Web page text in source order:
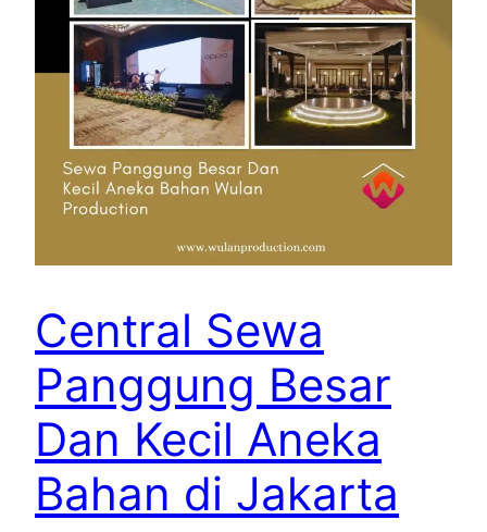
Central Sewa
Panggung Besar
Dan Kecil Aneka
Bahan di Jakarta